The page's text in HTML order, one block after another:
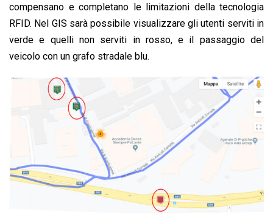
compensano e completano le limitazioni della tecnologia
RFID. Nel GIS sarà possibile visualizzare gli utenti serviti in
verde e quelli non serviti in rosso, e il passaggio del
veicolo con un grafo stradale blu.